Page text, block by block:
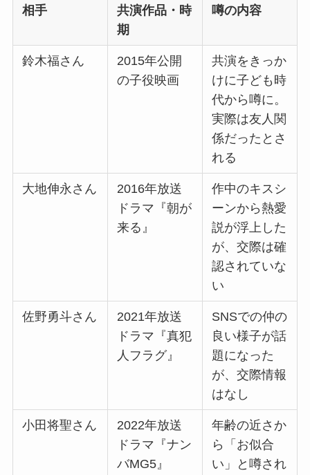
相手
共演作品・時
期
噂の内容
鈴木福さん
2015年公開
の子役映画
共演をきっか
けに子ども時
代から噂に。
実際は友人関
係だったとさ
れる
大地伸永さん
2016年放送
ドラマ『朝が
来る』
作中のキスシ
ーンから熱愛
説が浮上した
が、交際は確
認されていな
い
佐野勇斗さん
2021年放送
ドラマ『真犯
人フラグ』
SNSでの仲の
良い様子が話
題になった
が、交際情報
はなし
小田将聖さん
2022年放送
ドラマ『ナン
バMG5』
年齢の近さか
ら「お似合
い」と噂され